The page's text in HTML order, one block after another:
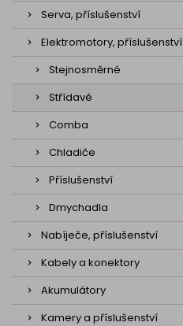
Serva, příslušenství
Elektromotory, příslušenství
Stejnosměrné
Střídavé
Comba
Chladiče
Příslušenství
Dmychadla
Nabíječe, příslušenství
Kabely a konektory
Akumulátory
Kamery a příslušenství